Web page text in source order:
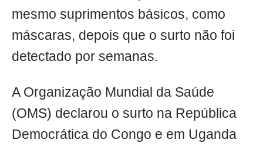
mesmo suprimentos básicos, como
máscaras, depois que o surto não foi
detectado por semanas.
A Organização Mundial da Saúde
(OMS) declarou o surto na República
Democrática do Congo e em Uganda